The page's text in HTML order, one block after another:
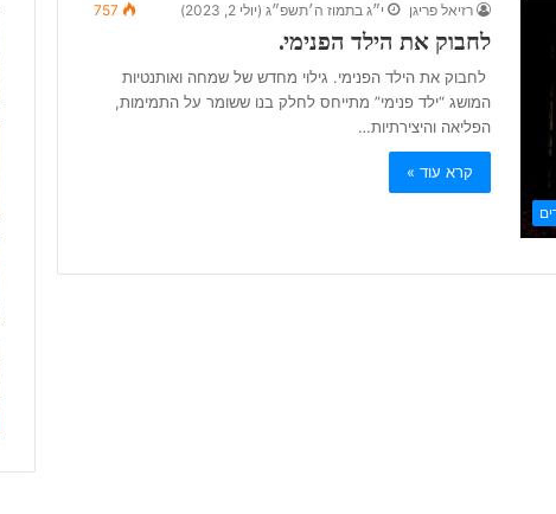
רזיאל פריגן י״ג בתמוז ה׳תשפ״ג (יולי 2, 2023) 757
לחבוק את הילד הפנימי.
לחבוק את הילד הפנימי. גילוי מחדש של שמחה ואותנטיות
המושג “ילד פנימי” מתייחס לחלק בנו ששומר על התמימות,
הפליאה והיצירתיות…
קרא עוד »